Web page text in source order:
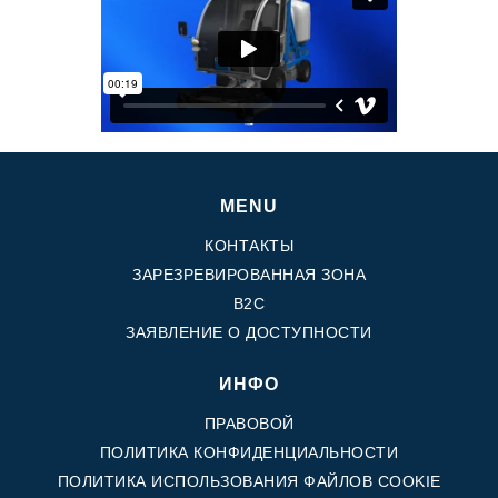
Аксиально поршневые насосы и моторы
Motori elettrici brushless - Serie MS
Радіально-поршневі двигуни
Двигатели с Планетарным редуктором для Bondioli &
Соединительные системы
Система управления
Интегрированные гидравлические блоки
Распределители
Электронные компоненты системы управления
Теплообменники
MENU
КОНТАКТЫ
ЗАРЕЗРЕВИРОВАННАЯ ЗОНА
B2C
ЗАЯВЛЕНИЕ О ДОСТУПНОСТИ
ИНФО
ПРАВОВОЙ
ПОЛИТИКА КОНФИДЕНЦИАЛЬНОСТИ
ПОЛИТИКА ИСПОЛЬЗОВАНИЯ ФАЙЛОВ COOKIE